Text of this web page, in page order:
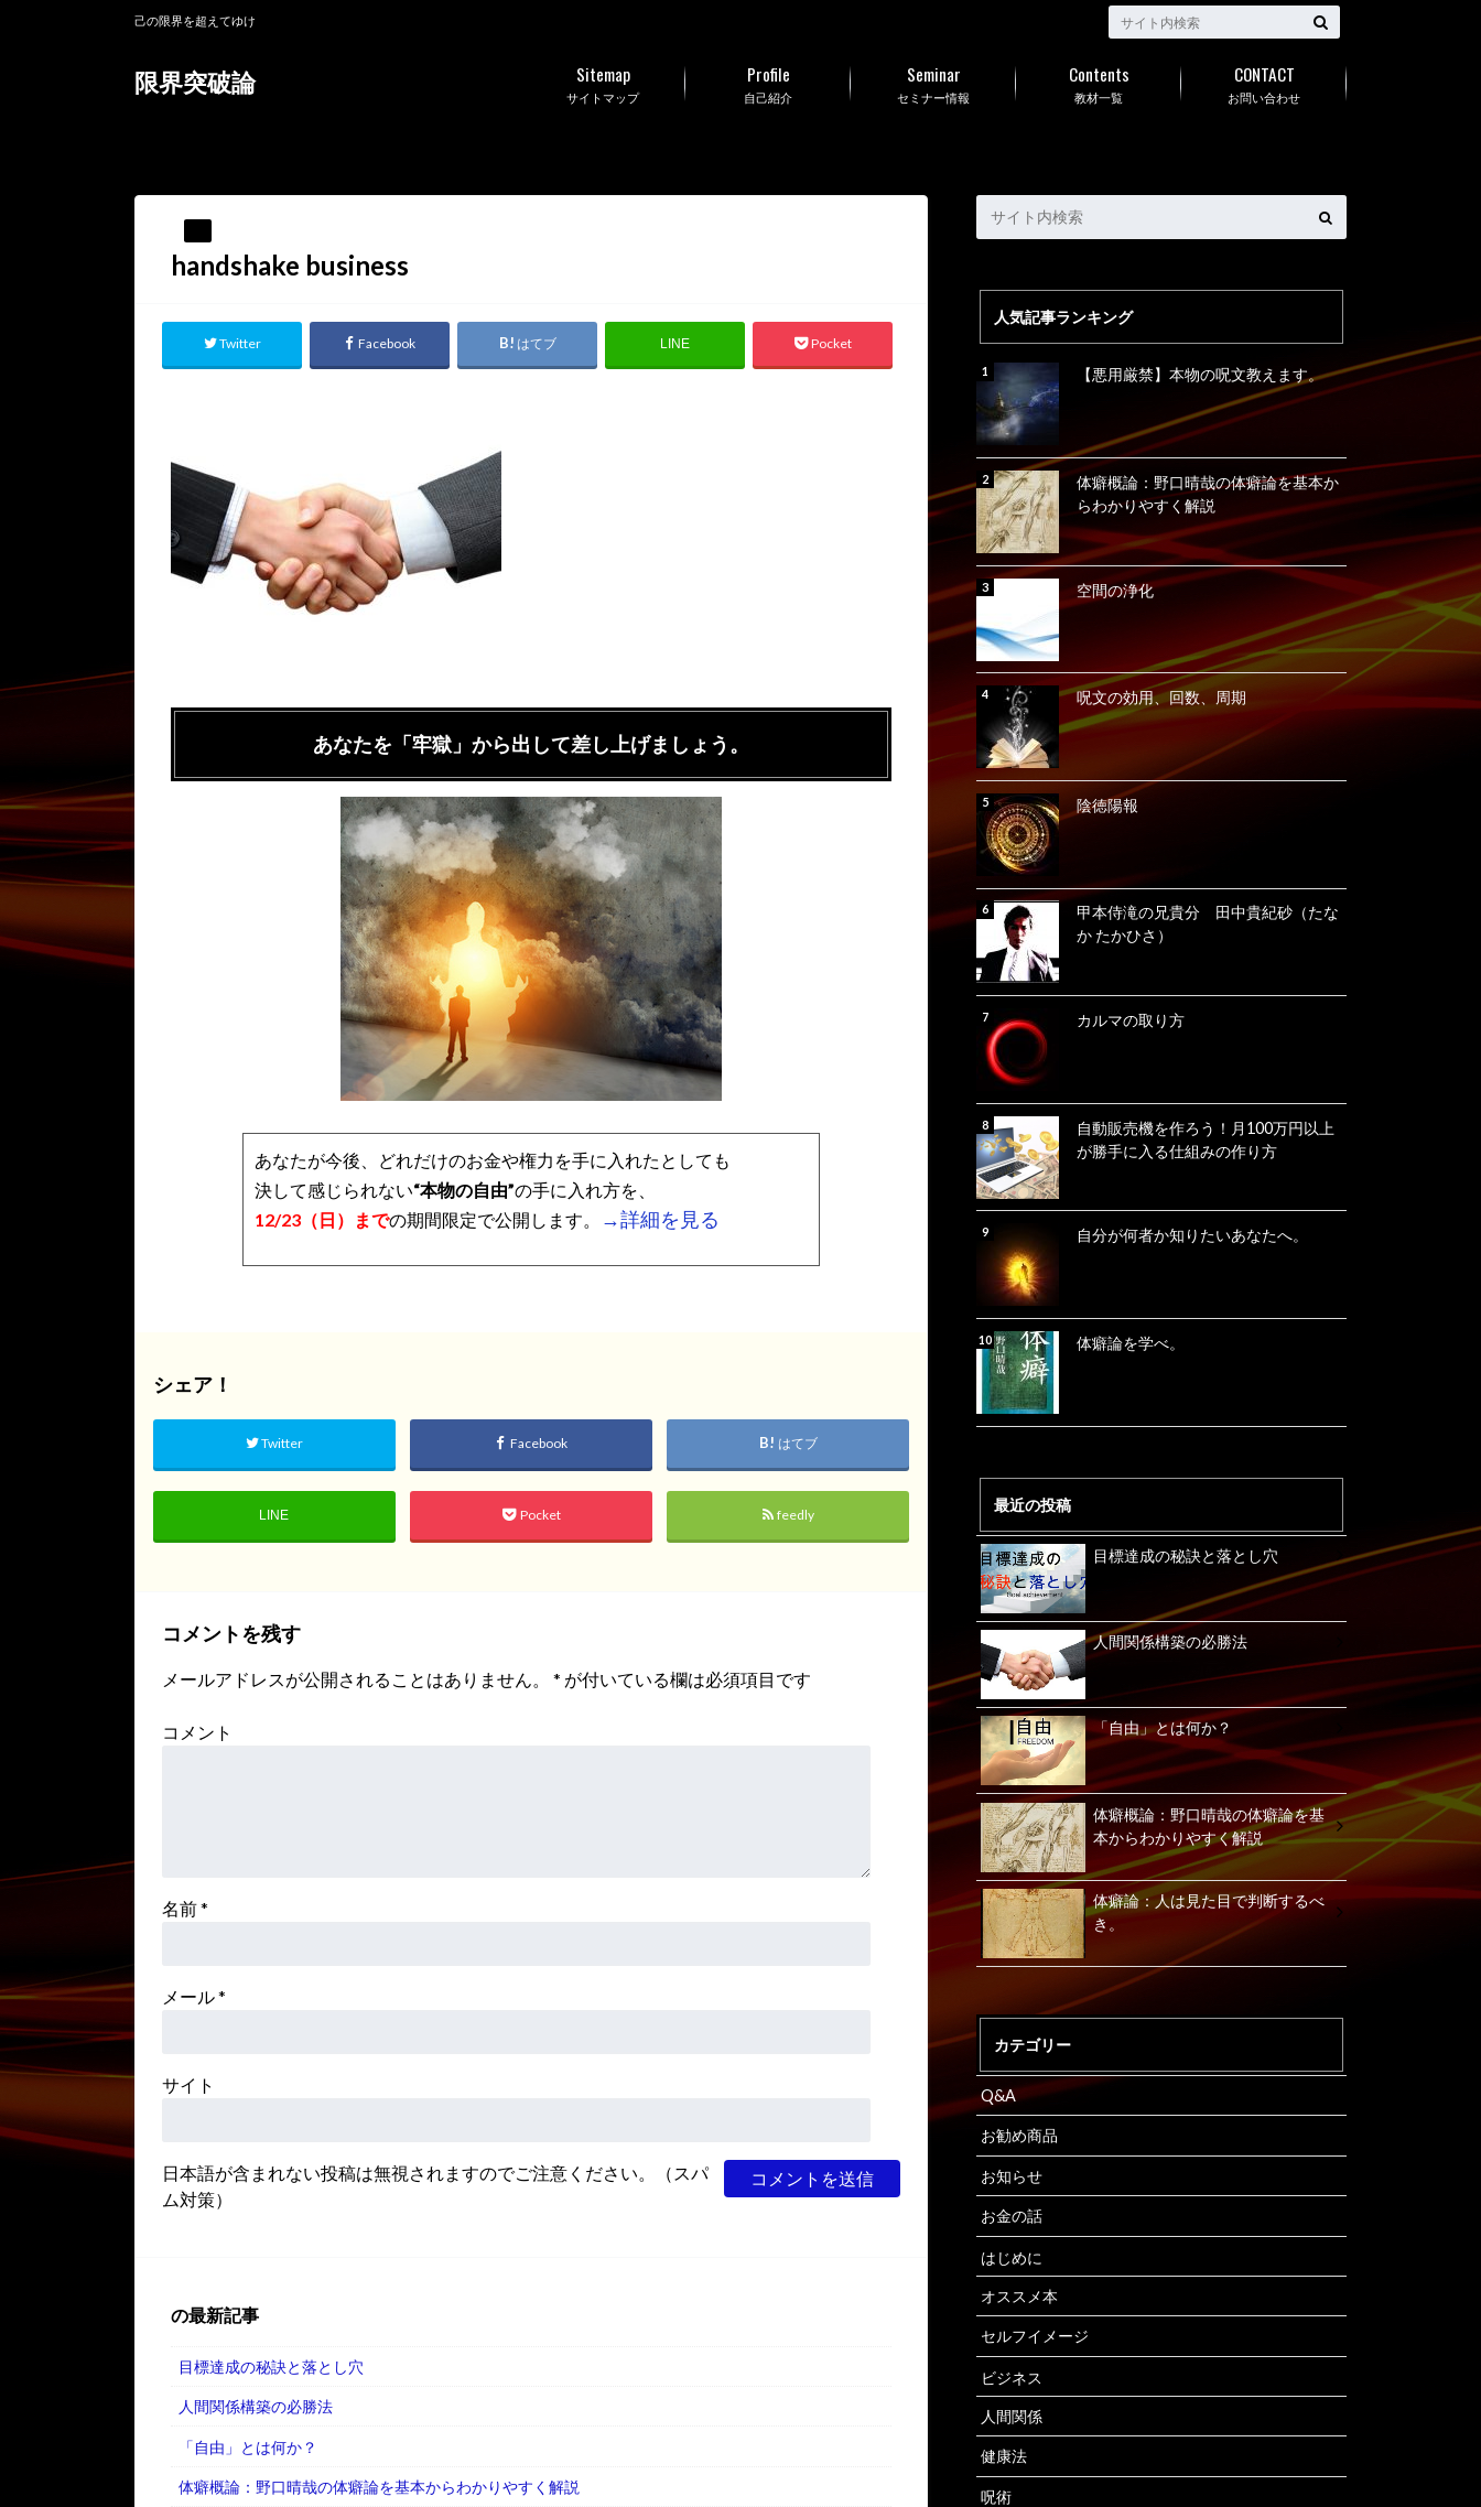
限界突破論
己の限界を超えてゆけ
サイトマップ
Sitemap
自己紹介
Profile
セミナー情報
Seminar
教材一覧
Contents
お問い合わせ
CONTACT
handshake business
Twitter Facebook はてブ LINE Pocket
あなたを「牢獄」から出して差し上げましょう。
あなたが今後、どれだけのお金や権力を手に入れたとしても
決して感じられない“本物の自由”の手に入れ方を、
12/23（日）までの期間限定で公開します。 →詳細を見る
シェア！
Twitter Facebook はてブ
LINE Pocket feedly
コメントを残す
メールアドレスが公開されることはありません。 * が付いている欄は必須項目です
コメント
名前*
メール*
サイト
日本語が含まれない投稿は無視されますのでご注意ください。（スパ
ム対策）
の最新記事
目標達成の秘訣と落とし穴
人間関係構築の必勝法
「自由」とは何か？
体癖概論：野口晴哉の体癖論を基本からわかりやすく解説
人気記事ランキング
【悪用厳禁】本物の呪文教えます。
体癖概論：野口晴哉の体癖論を基本か
らわかりやすく解説
空間の浄化
呪文の効用、回数、周期
陰徳陽報
甲本侍滝の兄貴分 田中貴紀砂（たな
か たかひさ）
カルマの取り方
自動販売機を作ろう！月100万円以上
が勝手に入る仕組みの作り方
自分が何者か知りたいあなたへ。
体癖論を学べ。
最近の投稿
目標達成の秘訣と落とし穴
人間関係構築の必勝法
「自由」とは何か？
体癖概論：野口晴哉の体癖論を基
本からわかりやすく解説
体癖論：人は見た目で判断するべ
き。
カテゴリー
Q&A
お勧め商品
お知らせ
お金の話
はじめに
オススメ本
セルフイメージ
ビジネス
人間関係
健康法
呪術